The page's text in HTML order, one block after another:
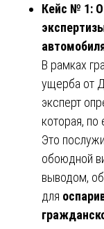
Кейс № 1:
В рамках
ущерба от
эксперт
которая,
Это
обоюдной
выводом,
для